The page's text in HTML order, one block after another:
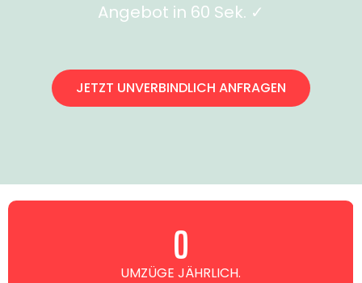
Angebot in 60 Sek. ✓
JETZT UNVERBINDLICH ANFRAGEN
UMZÜGE JÄHRLICH.
0